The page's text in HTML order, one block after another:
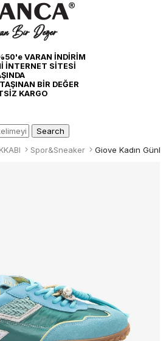
VARAN İNDİRİM
İNTERNET SİTESİ
BİR DEĞER
KARGO
Spor&Sneaker Giove Kadın